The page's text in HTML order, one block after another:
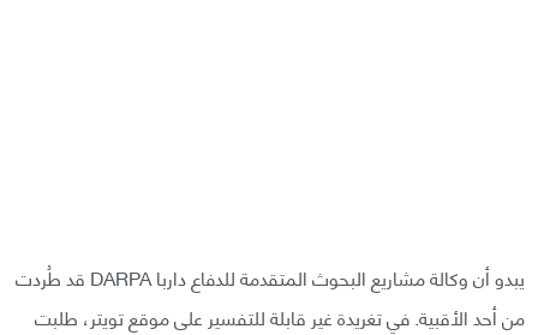
يبدو أن وكالة مشاريع البحوث المتقدمة للدفاع داربا DARPA قد طُردت
من أحد الأقبية. في تغريدة غير قابلة للتفسير على موقع تويتر، طلبت